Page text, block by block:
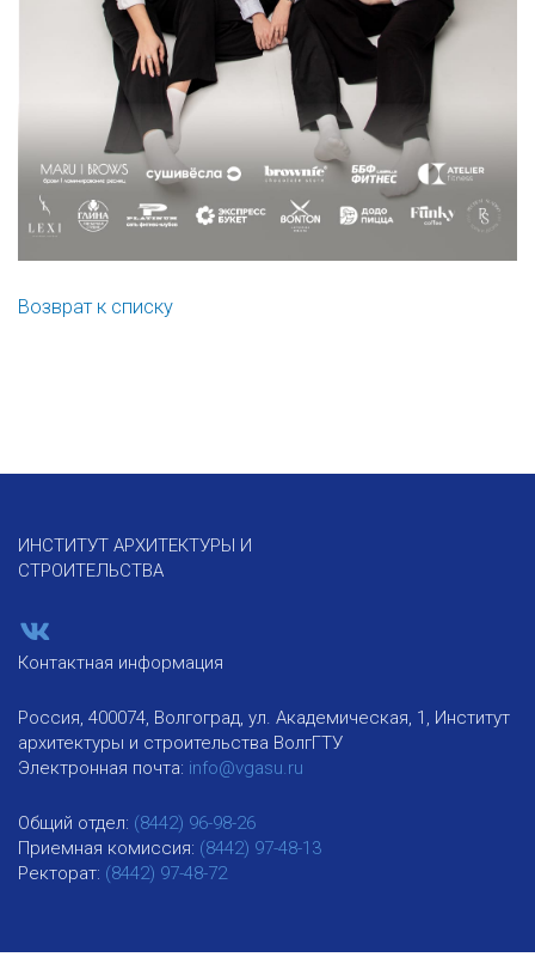
Возврат к списку
ИНСТИТУТ АРХИТЕКТУРЫ И
СТРОИТЕЛЬСТВА
Контактная информация
Россия, 400074, Волгоград, ул. Академическая, 1, Институт
архитектуры и строительства ВолгГТУ
Электронная почта: info@vgasu.ru
Общий отдел: (8442) 96-98-26
Приемная комиссия: (8442) 97-48-13
Ректорат: (8442) 97-48-72